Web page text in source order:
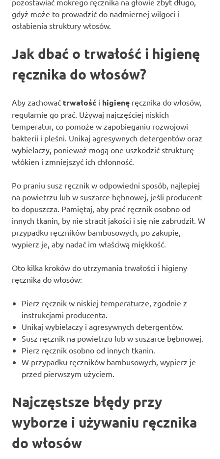
pozostawiać mokrego ręcznika na głowie zbyt długo,
gdyż może to prowadzić do nadmiernej wilgoci i
osłabienia struktury włosów.
Jak dbać o trwałość i higienę
ręcznika do włosów?
Aby zachować trwałość i higienę ręcznika do włosów,
regularnie go prać. Używaj najczęściej niskich
temperatur, co pomoże w zapobieganiu rozwojowi
bakterii i pleśni. Unikaj agresywnych detergentów oraz
wybielaczy, ponieważ mogą one uszkodzić strukturę
włókien i zmniejszyć ich chłonność.
Po praniu susz ręcznik w odpowiedni sposób, najlepiej
na powietrzu lub w suszarce bębnowej, jeśli producent
to dopuszcza. Pamiętaj, aby prać ręcznik osobno od
innych tkanin, by nie stracił jakości i się nie zabrudził. W
przypadku ręczników bambusowych, po zakupie,
wypierz je, aby nadać im właściwą miękkość.
Oto kilka kroków do utrzymania trwałości i higieny
ręcznika do włosów:
Pierz ręcznik w niskiej temperaturze, zgodnie z
instrukcjami producenta.
Unikaj wybielaczy i agresywnych detergentów.
Susz ręcznik na powietrzu lub w suszarce bębnowej.
Pierz ręcznik osobno od innych tkanin.
W przypadku ręczników bambusowych, wypierz je
przed pierwszym użyciem.
Najczęstsze błędy przy
wyborze i używaniu ręcznika
do włosów